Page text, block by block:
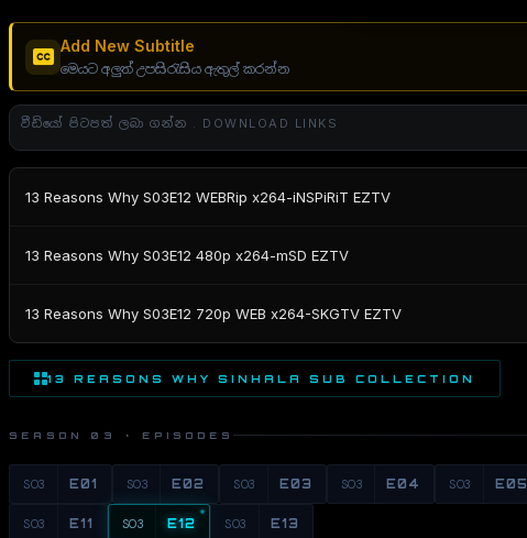
Add New Subtitle
මෙයට අලුත් උපසිරැසිය ඇතුල් කරන්න
වීඩියෝ පිටපත් ලබා ගන්න . DOWNLOAD LINKS
13 Reasons Why S03E12 WEBRip x264-iNSPiRiT EZTV
13 Reasons Why S03E12 480p x264-mSD EZTV
13 Reasons Why S03E12 720p WEB x264-SKGTV EZTV
13 REASONS WHY SINHALA SUB COLLECTION
SEASON 03 · EPISODES
S03 E01 S03 E02 S03 E03 S03 E04 S03 E05
S03 E11 S03 E12 S03 E13